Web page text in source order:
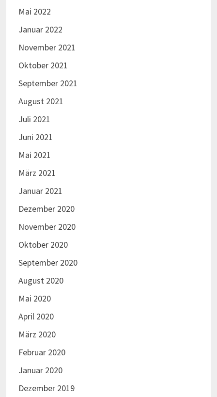
Mai 2022
Januar 2022
November 2021
Oktober 2021
September 2021
August 2021
Juli 2021
Juni 2021
Mai 2021
März 2021
Januar 2021
Dezember 2020
November 2020
Oktober 2020
September 2020
August 2020
Mai 2020
April 2020
März 2020
Februar 2020
Januar 2020
Dezember 2019